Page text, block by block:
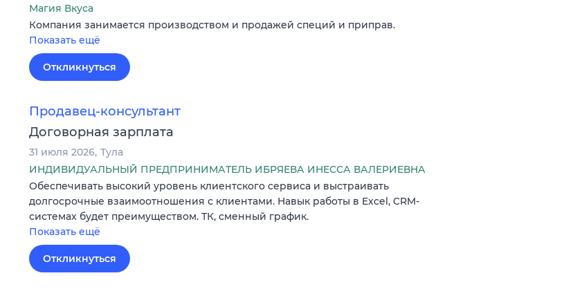
Магия Вкуса
Компания занимается производством и продажей специй и приправ.
Показать ещё
Откликнуться
Продавец-консультант
Договорная зарплата
31 июля 2026 Тула
ИНДИВИДУАЛЬНЫЙ ПРЕДПРИНИМАТЕЛЬ ИБРЯЕВА ИНЕССА ВАЛЕРИЕВНА
Обеспечивать высокий уровень клиентского сервиса и выстраивать
долгосрочные взаимоотношения с клиентами. Навык работы в Excel, CRM-
системах будет преимуществом. ТК, сменный график.
Показать ещё
Откликнуться